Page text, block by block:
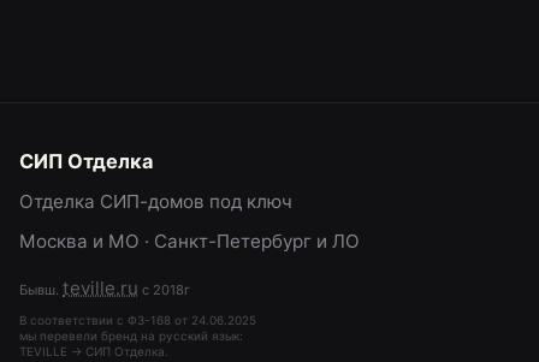
СИП Отделка
Отделка СИП-домов под ключ
Москва и МО · Санкт-Петербург и ЛО
Бывш. teville.ru с 2018г
В соответствии с ФЗ-168 от 24.06.2025
мы перевели бренд на русский язык:
TEVILLE → СИП Отделка.